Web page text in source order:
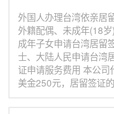
外国人办理台湾依亲居
外籍配偶、未成年(18
成年子女申请台湾居留
士、大陆人民申请台湾
证申请服务费用 本公
美金250元，居留签证